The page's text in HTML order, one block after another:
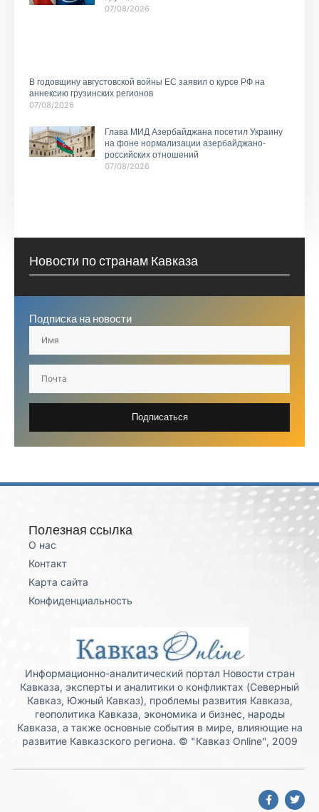
07/08/2026
В годовщину августовской войны ЕС заявил о курсе РФ на
аннексию грузинских регионов
07/08/2026
Глава МИД Азербайджана посетил Украину
на фоне нормализации азербайджано-
российских отношений
07/08/2026
Новости по странам Кавказа
Подписка на новости
Подписаться
Полезная ссылка
О нас
Контакт
Карта сайта
Конфиденциальность
Информационно-аналитический портал Новости стран
Кавказа, эксперты и аналитики о конфликтах (Северный
Кавказ, Южный Кавказ), проблемы развития Кавказа,
геополитика Кавказа, экономика и бизнес, народы
Кавказа, а также основные события в мире, влияющие на
развитие Кавказского региона. © "Кавказ Online", 2009